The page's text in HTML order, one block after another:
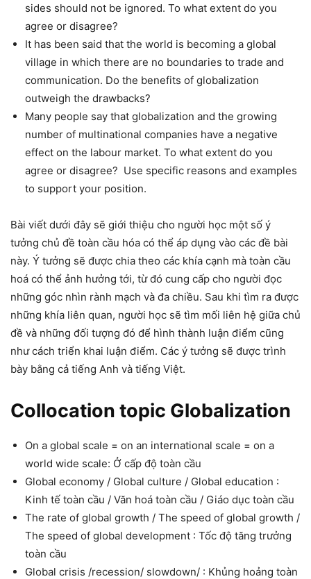
sides should not be ignored. To what extent do you
agree or disagree?
It has been said that the world is becoming a global
village in which there are no boundaries to trade and
communication. Do the benefits of globalization
outweigh the drawbacks?
Many people say that globalization and the growing
number of multinational companies have a negative
effect on the labour market. To what extent do you
agree or disagree? Use specific reasons and examples
to support your position.
Bài viết dưới đây sẽ giới thiệu cho người học một số ý
tưởng chủ đề toàn cầu hóa có thể áp dụng vào các đề bài
này. Ý tưởng sẽ được chia theo các khía cạnh mà toàn cầu
hoá có thể ảnh hưởng tới, từ đó cung cấp cho người đọc
những góc nhìn rành mạch và đa chiều. Sau khi tìm ra được
những khía liên quan, người học sẽ tìm mối liên hệ giữa chủ
đề và những đối tượng đó để hình thành luận điểm cũng
như cách triển khai luận điểm. Các ý tưởng sẽ được trình
bày bằng cả tiếng Anh và tiếng Việt.
Collocation topic Globalization
On a global scale = on an international scale = on a
world wide scale: Ở cấp độ toàn cầu
Global economy / Global culture / Global education :
Kinh tế toàn cầu / Văn hoá toàn cầu / Giáo dục toàn cầu
The rate of global growth / The speed of global growth /
The speed of global development : Tốc độ tăng trưởng
toàn cầu
Global crisis /recession/ slowdown/ : Khủng hoảng toàn